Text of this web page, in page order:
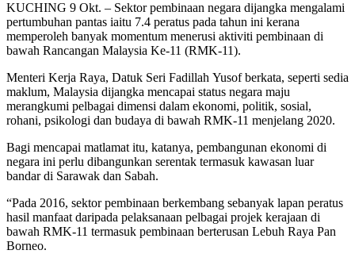
KUCHING 9 Okt. – Sektor pembinaan negara dijangka mengalami
pertumbuhan pantas iaitu 7.4 peratus pada tahun ini kerana
memperoleh banyak momentum menerusi aktiviti pembinaan di
bawah Rancangan Malaysia Ke-11 (RMK-11).
Menteri Kerja Raya, Datuk Seri Fadillah Yusof berkata, seperti sedia
maklum, Malaysia dijangka mencapai status negara maju
merangkumi pelbagai dimensi dalam ekonomi, politik, sosial,
rohani, psikologi dan budaya di bawah RMK-11 menjelang 2020.
Bagi mencapai matlamat itu, katanya, pembangunan ekonomi di
negara ini perlu dibangunkan serentak termasuk kawasan luar
bandar di Sarawak dan Sabah.
“Pada 2016, sektor pembinaan berkembang sebanyak lapan pe­ratus
hasil manfaat daripada pelaksanaan pelbagai projek kerajaan di
bawah RMK-11 termasuk pembinaan berterusan Lebuh Raya Pan
Borneo.